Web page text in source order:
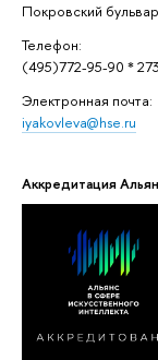
Покровский
Телефон:
(495)772-95-90 *
Электронная почта:
iyakovleva@hse.ru
Аккредитация